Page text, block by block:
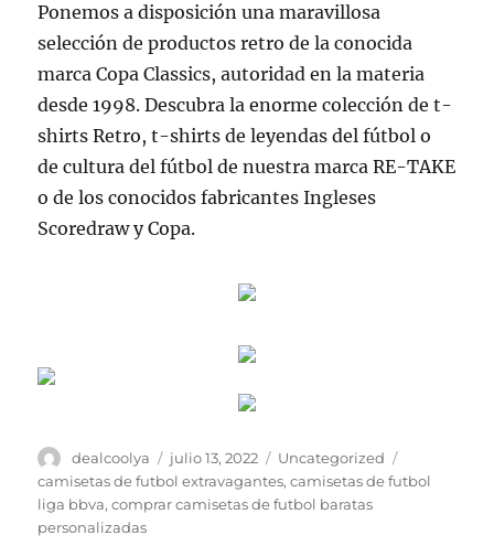
Ponemos a disposición una maravillosa
selección de productos retro de la conocida
marca Copa Classics, autoridad en la materia
desde 1998. Descubra la enorme colección de t-
shirts Retro, t-shirts de leyendas del fútbol o
de cultura del fútbol de nuestra marca RE-TAKE
o de los conocidos fabricantes Ingleses
Scoredraw y Copa.
Autor
dealcoolya
Publicado
el
julio 13, 2022 Categorías
Uncategorized
camisetas de futbol extravagantes,camisetas de futbol
liga bbva,comprar camisetas de futbol baratas
personalizadas